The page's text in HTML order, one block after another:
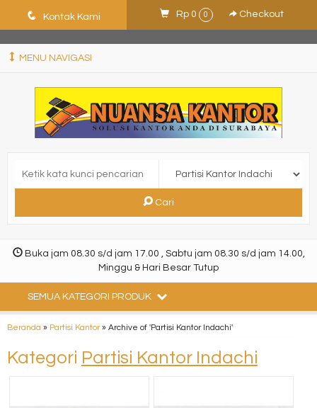
ShHJDjQkcPDuLJpz5vo9xB9ewDNF0CFUN1SBEXTVeWo
q Kontak Kami Rp 0 0 Checkout
MENU NAVIGASI
Cari
Buka jam 08.30 s/d jam 17.00 , Sabtu jam 08.30 s/d jam 14.00,
Minggu & Hari Besar Tutup
SEMUA KATEGORI PRODUK
Beranda » Partisi Kantor» Archive of 'Partisi Kantor Indachi'
Kategori Partisi Kantor Indachi